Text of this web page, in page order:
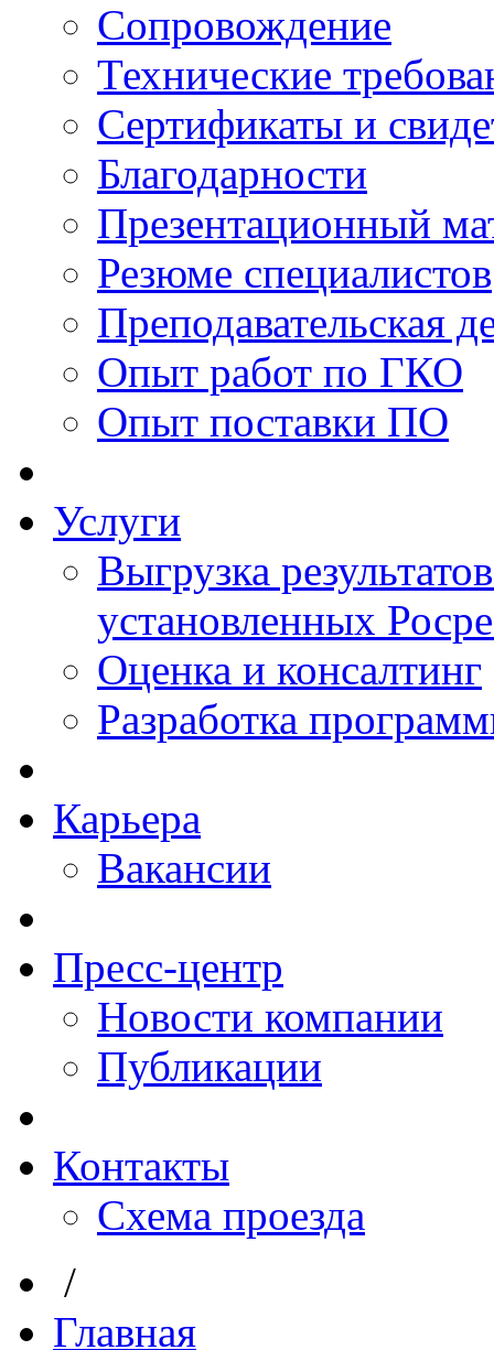
Сопровождение
Технические
Сертификаты и
Благодарности
Презентационный
Резюме специалистов
Преподавательская
Опыт работ по ГКО
Опыт поставки ПО
Услуги
Выгрузка
установленных
Оценка и консалтинг
Разработка
Карьера
Вакансии
Пресс-центр
Новости компании
Публикации
Контакты
Схема проезда
/
Главная